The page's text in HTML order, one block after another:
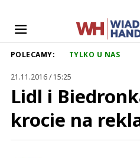
POLECAMY: TYLKO U NAS
21.11.2016 / 15:25
Lidl i
krocie na